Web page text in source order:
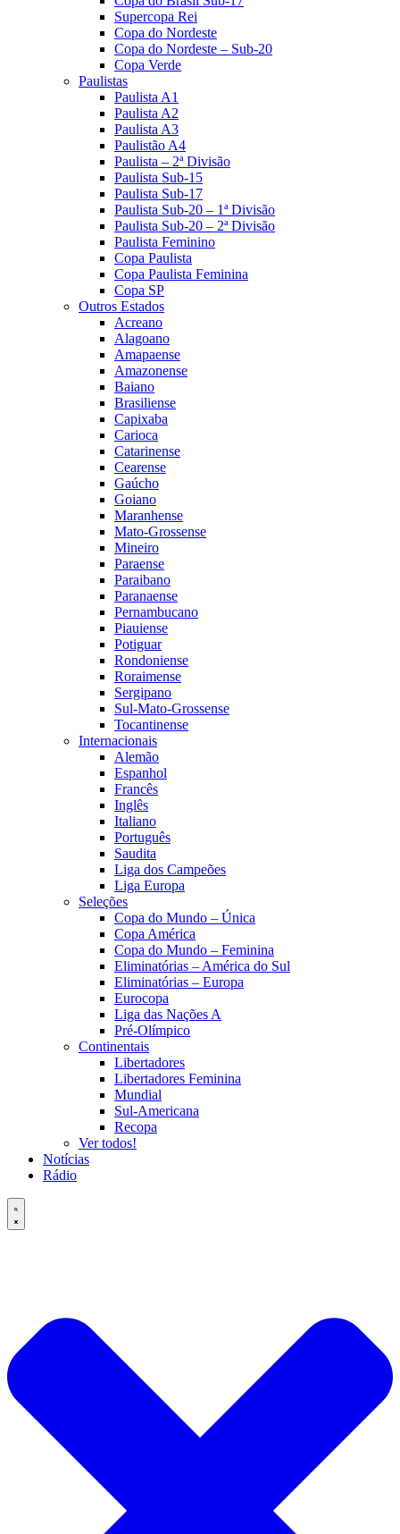
Supercopa Rei
Copa do Nordeste
Copa do Nordeste – Sub-20
Copa Verde
Paulistas
Paulista A1
Paulista A2
Paulista A3
Paulistão A4
Paulista – 2ª Divisão
Paulista Sub-15
Paulista Sub-17
Paulista Sub-20 – 1ª Divisão
Paulista Sub-20 – 2ª Divisão
Paulista Feminino
Copa Paulista
Copa Paulista Feminina
Copa SP
Outros Estados
Acreano
Alagoano
Amapaense
Amazonense
Baiano
Brasiliense
Capixaba
Carioca
Catarinense
Cearense
Gaúcho
Goiano
Maranhense
Mato-Grossense
Mineiro
Paraense
Paraibano
Paranaense
Pernambucano
Piauiense
Potiguar
Rondoniense
Roraimense
Sergipano
Sul-Mato-Grossense
Tocantinense
Internacionais
Alemão
Espanhol
Francês
Inglês
Italiano
Português
Saudita
Liga dos Campeões
Liga Europa
Seleções
Copa do Mundo – Única
Copa América
Copa do Mundo – Feminina
Eliminatórias – América do Sul
Eliminatórias – Europa
Eurocopa
Liga das Nações A
Pré-Olímpico
Continentais
Libertadores
Libertadores Feminina
Mundial
Sul-Americana
Recopa
Ver todos!
Notícias
Rádio